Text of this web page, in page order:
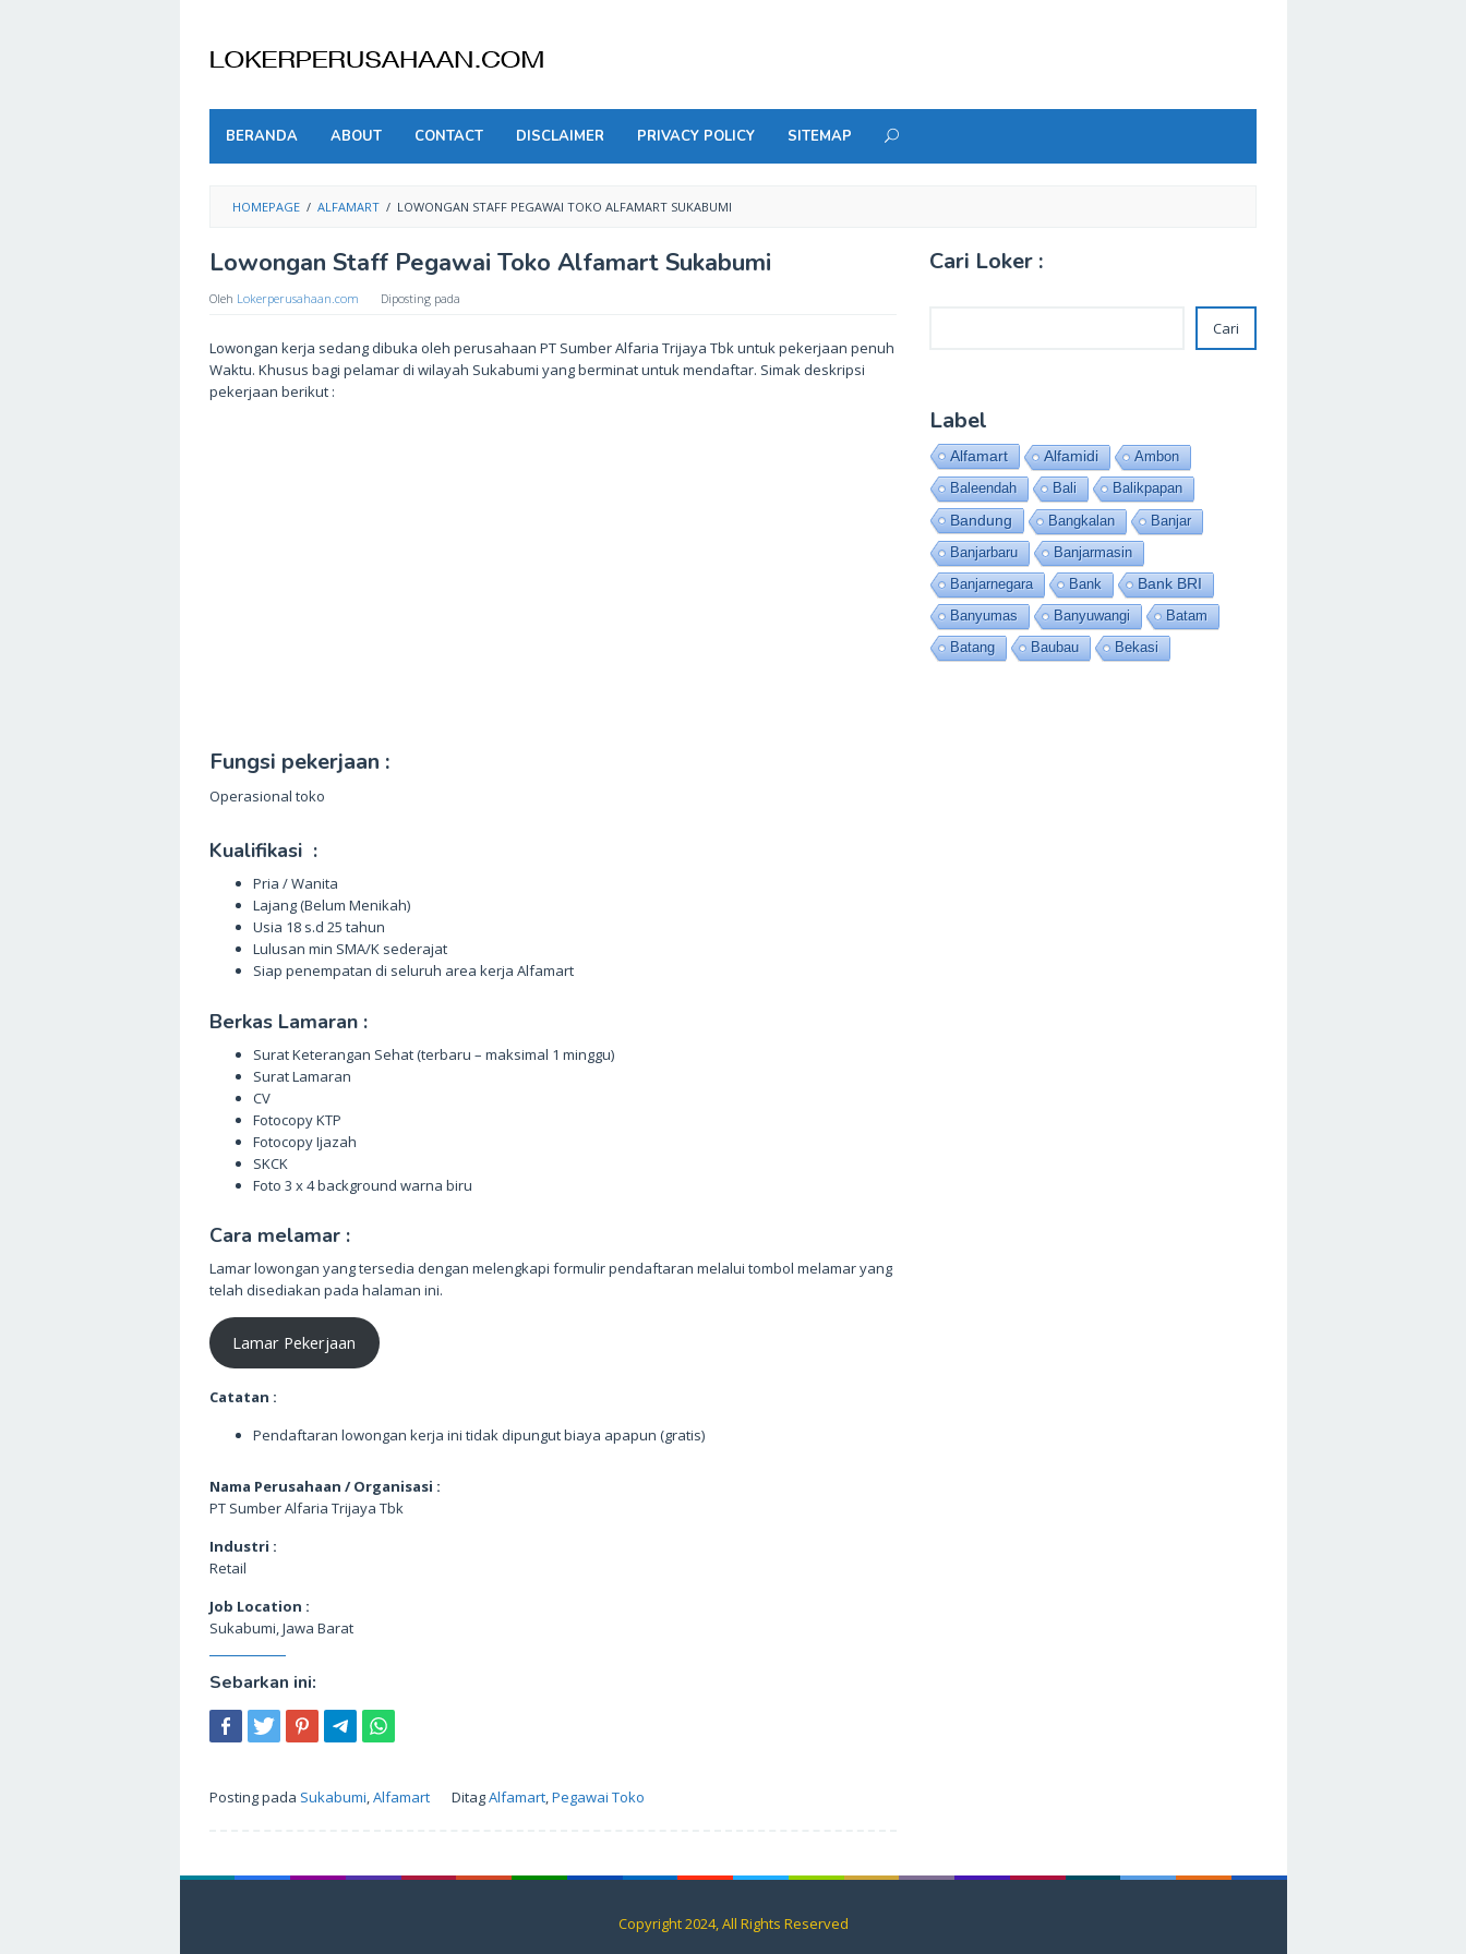
content
BERANDA ABOUT CONTACT DISCLAIMER PRIVACY POLICY SITEMAP
HOMEPAGE / ALFAMART / LOWONGAN STAFF PEGAWAI TOKO ALFAMART SUKABUMI
Lowongan Staff Pegawai Toko Alfamart Sukabumi
Oleh Lokerperusahaan.com Diposting pada
Lowongan kerja sedang dibuka oleh perusahaan PT Sumber Alfaria Trijaya Tbk untuk pekerjaan penuh
Waktu. Khusus bagi pelamar di wilayah Sukabumi yang berminat untuk mendaftar. Simak deskripsi
pekerjaan berikut :
Fungsi pekerjaan :
Operasional toko
Kualifikasi :
Pria / Wanita
Lajang (Belum Menikah)
Usia 18 s.d 25 tahun
Lulusan min SMA/K sederajat
Siap penempatan di seluruh area kerja Alfamart
Berkas Lamaran :
Surat Keterangan Sehat (terbaru – maksimal 1 minggu)
Surat Lamaran
CV
Fotocopy KTP
Fotocopy Ijazah
SKCK
Foto 3 x 4 background warna biru
Cara melamar :
Lamar lowongan yang tersedia dengan melengkapi formulir pendaftaran melalui tombol melamar yang
telah disediakan pada halaman ini.
Lamar Pekerjaan
Catatan :
Pendaftaran lowongan kerja ini tidak dipungut biaya apapun (gratis)
Nama Perusahaan / Organisasi :
PT Sumber Alfaria Trijaya Tbk
Industri :
Retail
Job Location :
Sukabumi, Jawa Barat
Sebarkan ini:
Posting pada Sukabumi,Alfamart DitagAlfamart,Pegawai Toko
Cari Loker :
Cari
Label
Alfamart Alfamidi
Ambon
Baleendah
Bali Balikpapan
Bandung Bangkalan
Banjar
Banjarbaru
Banjarmasin
Banjarnegara
Bank
Bank BRI
Banyumas
Banyuwangi
Batam
Batang
Baubau Bekasi
Copyright 2024, All Rights Reserved